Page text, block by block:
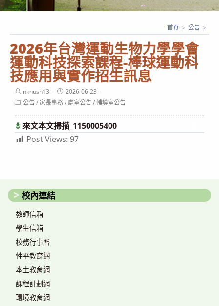
2026年台灣運動生物力學學會
運動科技探索課程-棒球運動科
技應用與實作招生訊息
首頁 > 公告 >
Post
author:
nknush13
Post
published:
2026-06-23
Post公告/ 家長事務/處室公告/輔導室公告
來文本文掃描_1150005400
Post Views: 97
校內連結
教師信箱
學生信箱
校務行事曆
性平教育網
本土教育網
課程計劃網
環境教育網